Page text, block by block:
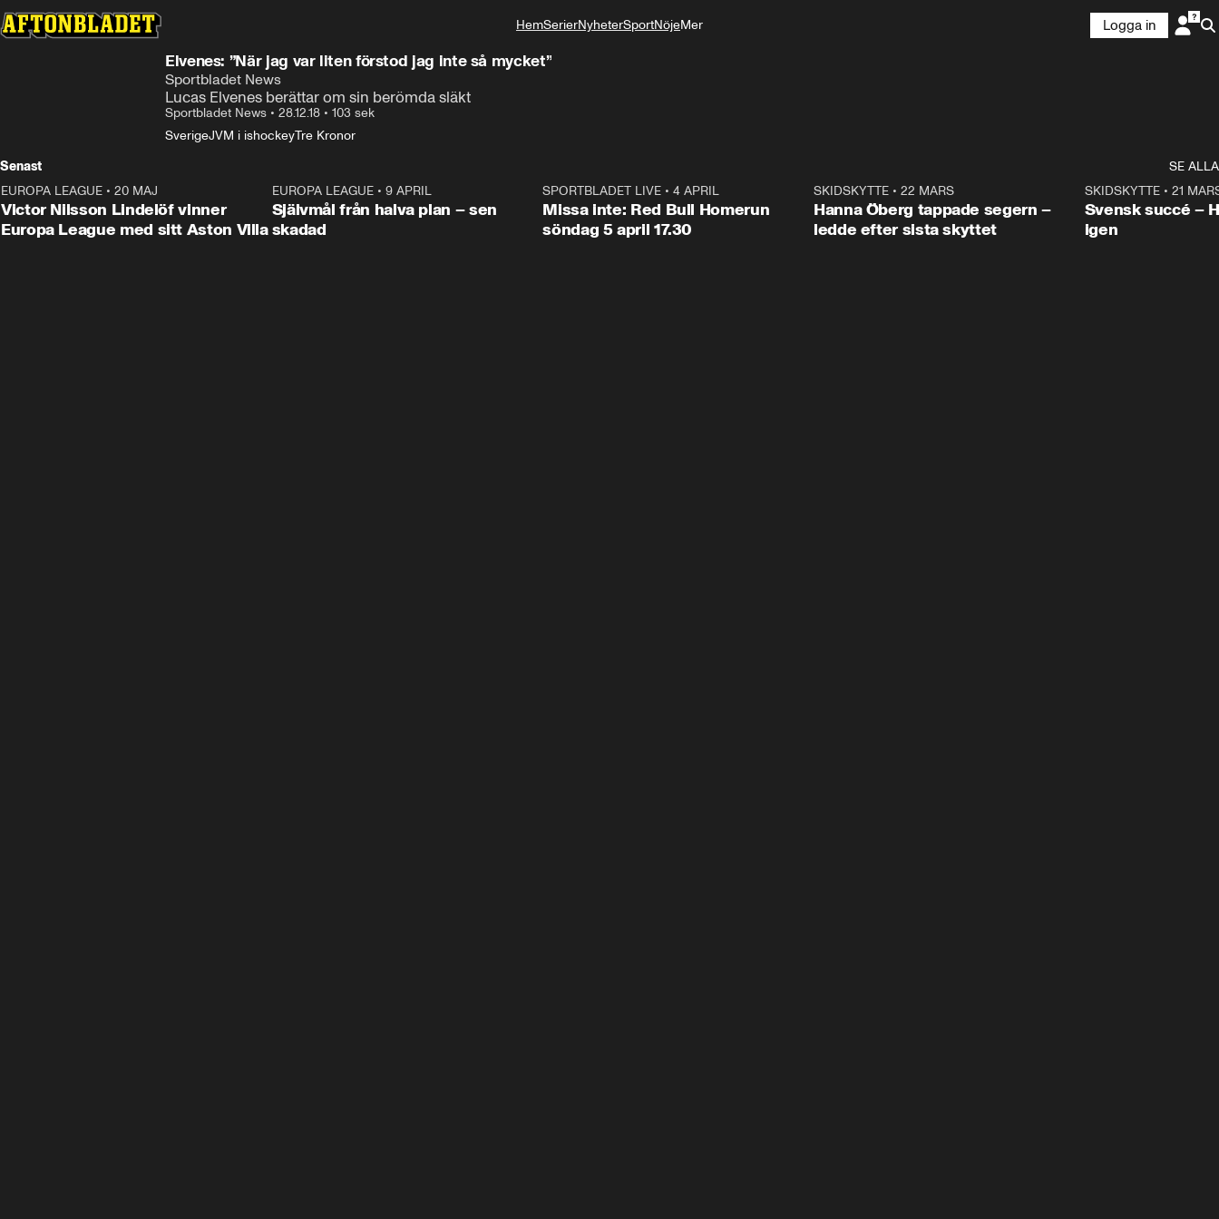
HemSerierNyheterSportNöjeMer
Logga in
Elvenes: ”När jag var liten förstod jag inte så mycket”
Sportbladet News
Lucas Elvenes berättar om sin berömda släkt
Sportbladet News • 28.12.18 • 103 sek
SverigeJVM i ishockeyTre Kronor
Senast
SE ALLA
EUROPA LEAGUE • 20 MAJ
Victor Nilsson Lindelöf vinner
Europa League med sitt Aston Villa
1:03
EUROPA LEAGUE• 9 APRIL
Självmål från halva plan – sen
skadad
SPORTBLADET LIVE •4 APRIL
Missa inte: Red Bull Homerun
söndag 5 april 17.30
SKIDSKYTTE• 22 MARS
Hanna Öberg tappade segern –
ledde efter sista skyttet
SKIDSKYTTE• 21
Svensk succé –
igen